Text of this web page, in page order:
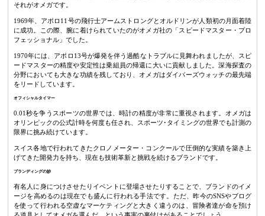
それがオメガです。
1969年、アポロ11号の飛行士アームストロングとオルドリンが人類初の月面着陸
に成功。この際、腕に着けられていたのがオメガ社の「スピードマスター・プロ
フェッショナル」でした。
1970年には、アポロ13号が爆発を伴う過酷なトラブルに見舞われましたが、スピ
ードマスターの精度や安定性は乗組員の帰還に大いに貢献しました。深海探査の
分野においても大きな功績を残しており、オメガはダイバーズウォッチの最先端
をリードしています。
オフィシャルタイマー
0.01秒を争うスポーツの世界では、時計の精度が非常に重視されます。オメガは
オリンピックの公式計時を何度も任され、スポーツ･タイミングの世界でも計測の
限界に挑み続けています。
スイス各地で行われてきたクロノメーター・コンクールで圧倒的な実績を築き上
げてきた開発力を持ち、現在も技術革新と挑戦を続けるブランドです。
ブランディングの妙
有名人に身につけさせたりイベントに登場させたりすることで、ブランドのイメ
ージを高めるのは現在でも盛んに行われる手法です。ただ、昨今のSNSやブログ
を使って行われる空虚なマーケティングと大きく違うのは、冒険者達が命を預け